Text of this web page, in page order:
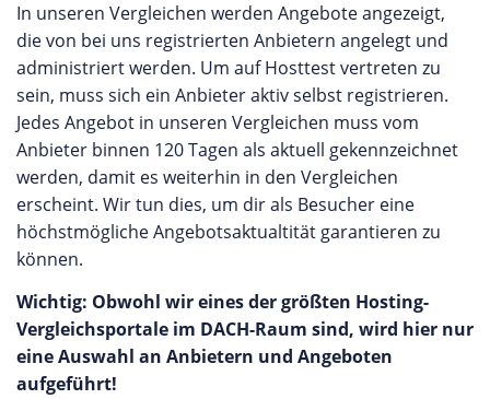
In unseren Vergleichen werden Angebote angezeigt,
die von bei uns registrierten Anbietern angelegt und
administriert werden. Um auf Hosttest vertreten zu
sein, muss sich ein Anbieter aktiv selbst registrieren.
Jedes Angebot in unseren Vergleichen muss vom
Anbieter binnen 120 Tagen als aktuell gekennzeichnet
werden, damit es weiterhin in den Vergleichen
erscheint. Wir tun dies, um dir als Besucher eine
höchstmögliche Angebotsaktualtität garantieren zu
können.
Wichtig: Obwohl wir eines der größten Hosting-
Vergleichsportale im DACH-Raum sind, wird hier nur
eine Auswahl an Anbietern und Angeboten
aufgeführt!